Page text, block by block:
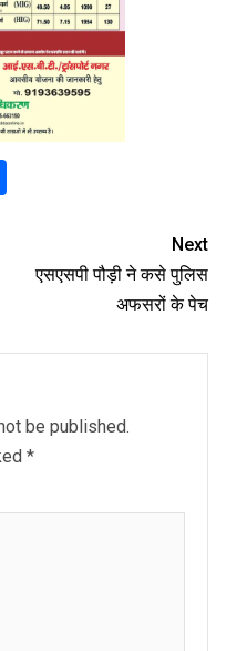
Next
एसएसपी पौड़ी ने कसे पुलिस
अफसरों के पेच
be published.
*